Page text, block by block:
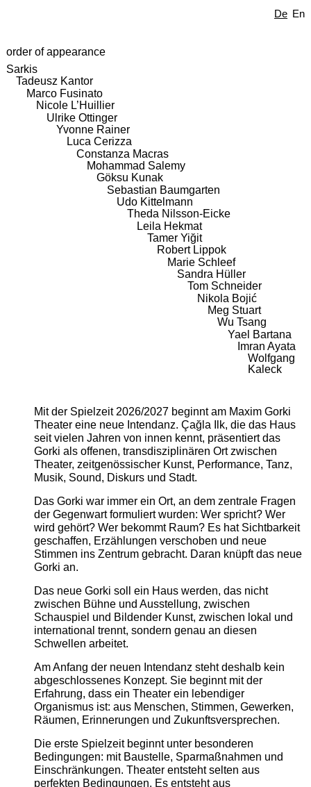
De En
order of appearance
Sarkis
Tadeusz Kantor
Marco Fusinato
Nicole L’Huillier
Ulrike Ottinger
Yvonne Rainer
Luca Cerizza
Constanza Macras
Mohammad Salemy
Göksu Kunak
Sebastian Baumgarten
Udo Kittelmann
Theda Nilsson-Eicke
Leila Hekmat
Tamer Yiğit
Robert Lippok
Marie Schleef
Sandra Hüller
Tom Schneider
Nikola Bojić
Meg Stuart
Wu Tsang
Yael Bartana
Imran Ayata
Wolfgang
Kaleck
Mit der Spielzeit 2026/2027 beginnt am Maxim Gorki
Theater eine neue Intendanz. Çağla Ilk, die das Haus
seit vielen Jahren von innen kennt, präsentiert das
Gorki als offenen, transdisziplinären Ort zwischen
Theater, zeitgenössischer Kunst, Performance, Tanz,
Musik, Sound, Diskurs und Stadt.
Das Gorki war immer ein Ort, an dem zentrale Fragen
der Gegenwart formuliert wurden: Wer spricht? Wer
wird gehört? Wer bekommt Raum? Es hat Sichtbarkeit
geschaffen, Erzählungen verschoben und neue
Stimmen ins Zentrum gebracht. Daran knüpft das neue
Gorki an.
Das neue Gorki soll ein Haus werden, das nicht
zwischen Bühne und Ausstellung, zwischen
Schauspiel und Bildender Kunst, zwischen lokal und
international trennt, sondern genau an diesen
Schwellen arbeitet.
Am Anfang der neuen Intendanz steht deshalb kein
abgeschlossenes Konzept. Sie beginnt mit der
Erfahrung, dass ein Theater ein lebendiger
Organismus ist: aus Menschen, Stimmen, Gewerken,
Räumen, Erinnerungen und Zukunftsversprechen.
Die erste Spielzeit beginnt unter besonderen
Bedingungen: mit Baustelle, Sparmaßnahmen und
Einschränkungen. Theater entsteht selten aus
perfekten Bedingungen. Es entsteht aus